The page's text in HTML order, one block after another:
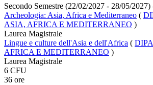
Secondo Semestre (22/02/2027 - 28/05/2027)
Archeologia: Asia, Africa e Mediterraneo (
ASIA, AFRICA E MEDITERRANEO )
Laurea Magistrale
Lingue e culture dell'Asia e dell'Africa (
AFRICA E MEDITERRANEO )
Laurea Magistrale
6 CFU
36 ore